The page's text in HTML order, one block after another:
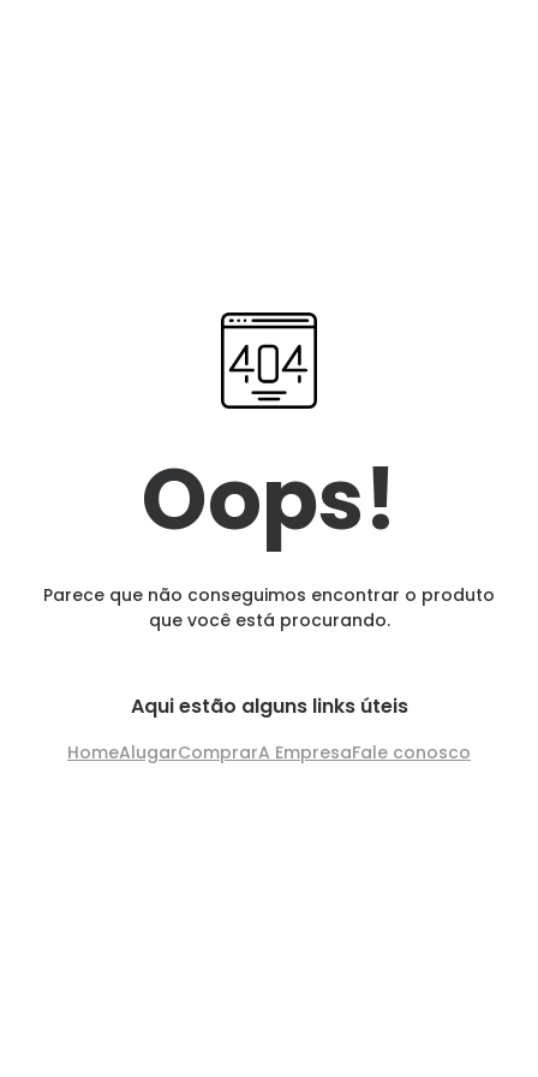
Oops!
Parece que não conseguimos encontrar o produto
que você está procurando.
Aqui estão alguns links úteis
HomeAlugarComprarA EmpresaFale conosco